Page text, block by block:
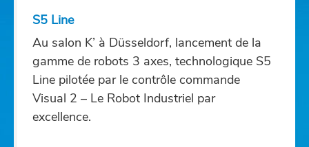
S5 Line
Au salon K’ à Düsseldorf, lancement de la
gamme de robots 3 axes, technologique S5
Line pilotée par le contrôle commande
Visual 2 – Le Robot Industriel par
excellence.